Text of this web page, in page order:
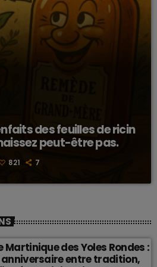
des feuilles de ricin
peut-être pas.
821 7
Martinique des Yoles Rondes :
anniversaire entre tradition,